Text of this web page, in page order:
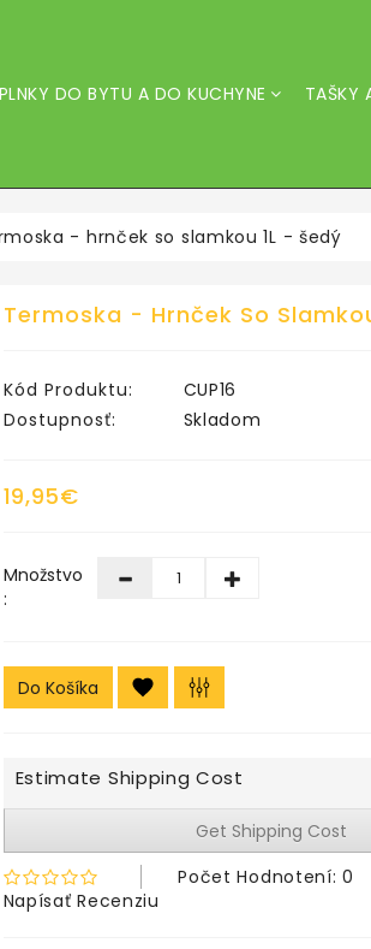
DO BYTU A DO KUCHYNE TAŠKY
- hrnček so slamkou 1L - šedý
Termoska - Hrnček So
Kód Produktu:
CUP16
Dostupnosť:
Skladom
19,95€
Množstvo
:
Do Košíka
Estimate Shipping Cost
Get Shipping Cost
Počet Hodnotení: 0
Napísať Recenziu